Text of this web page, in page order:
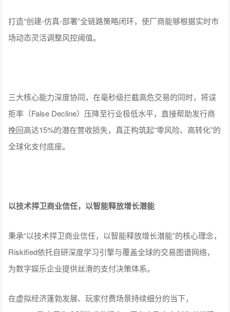
打造“创建-仿真-部署”全链路策略闭环，使厂商能够根据实时市
场动态灵活调整风控阈值。
三大核心能力深度协同，在毫秒级拦截高危交易的同时，将误
拒率（False Decline）压降至行业极低水平，直接帮助发行商
挽回高达15%的潜在营收损失，真正构筑起“零风险、高转化”的
全球化支付底座。
以技术捍卫商业信任，以智能释放增长潜能
秉承“以技术捍卫商业信任，以智能释放增长潜能”的核心理念，
Riskified依托自研深度学习引擎与覆盖全球的交易图谱网络，
为数字娱乐企业提供丝滑的支付决策体系。
在虚拟经济蓬勃发展、玩家付费场景持续细分的当下，